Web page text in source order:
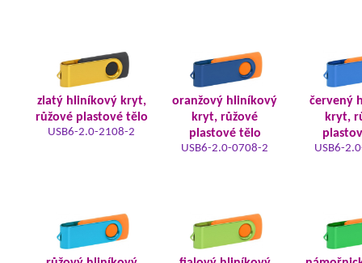
zlatý hliníkový kryt,
růžové plastové tělo
USB6-2.0-2108-2
oranžový hliníkový
kryt, růžové
plastové tělo
USB6-2.0-0708-2
červený
kryt,
USB6-